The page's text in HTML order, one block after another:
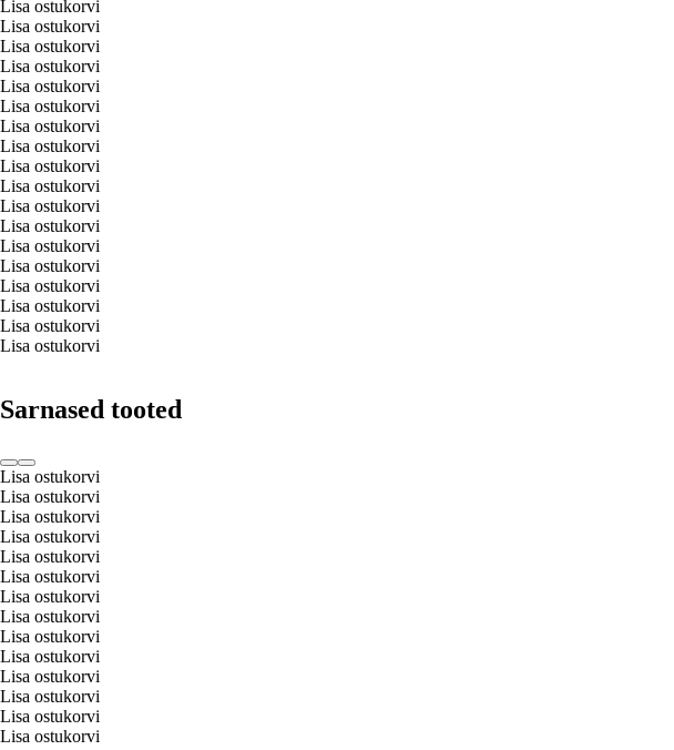
Lisa ostukorvi
Lisa ostukorvi
Lisa ostukorvi
Lisa ostukorvi
Lisa ostukorvi
Lisa ostukorvi
Lisa ostukorvi
Lisa ostukorvi
Lisa ostukorvi
Lisa ostukorvi
Lisa ostukorvi
Lisa ostukorvi
Lisa ostukorvi
Lisa ostukorvi
Lisa ostukorvi
Lisa ostukorvi
Lisa ostukorvi
Lisa ostukorvi
Sarnased tooted
Lisa ostukorvi
Lisa ostukorvi
Lisa ostukorvi
Lisa ostukorvi
Lisa ostukorvi
Lisa ostukorvi
Lisa ostukorvi
Lisa ostukorvi
Lisa ostukorvi
Lisa ostukorvi
Lisa ostukorvi
Lisa ostukorvi
Lisa ostukorvi
Lisa ostukorvi